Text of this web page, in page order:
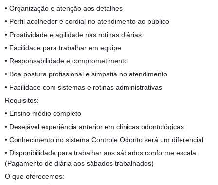
• Organização e atenção aos detalhes
• Perfil acolhedor e cordial no atendimento ao público
• Proatividade e agilidade nas rotinas diárias
• Facilidade para trabalhar em equipe
• Responsabilidade e comprometimento
• Boa postura profissional e simpatia no atendimento
• Facilidade com sistemas e rotinas administrativas
Requisitos:
• Ensino médio completo
• Desejável experiência anterior em clínicas odontológicas
• Conhecimento no sistema Controle Odonto será um diferencial
• Disponibilidade para trabalhar aos sábados conforme escala
(Pagamento de diária aos sábados trabalhados)
O que oferecemos: